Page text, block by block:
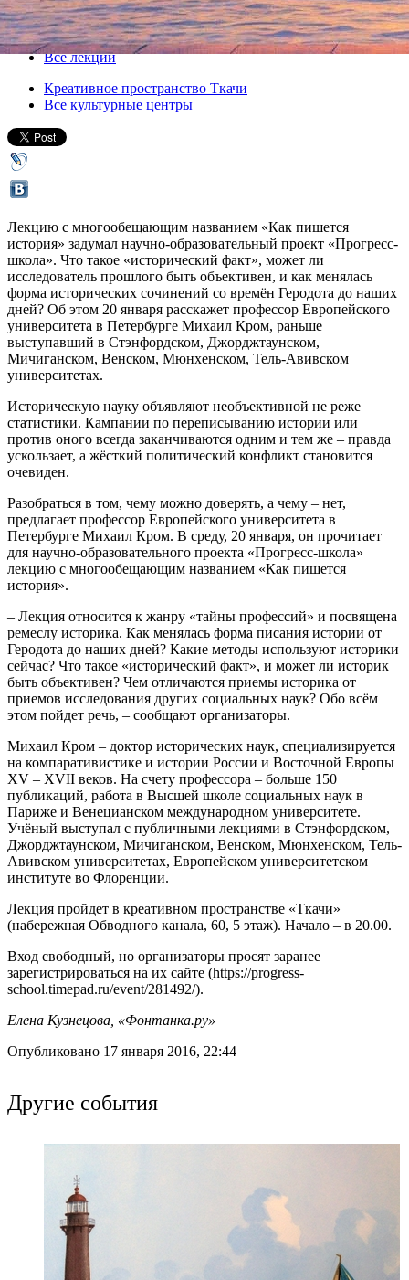
20 января 2016, среда,20.00
Версия для печати
Все лекции
Креативное пространство Ткачи
Все культурные центры
Лекцию с многообещающим названием «Как пишется
история» задумал научно-образовательный проект «Прогресс-
школа». Что такое «исторический факт», может ли
исследователь прошлого быть объективен, и как менялась
форма исторических сочинений со времён Геродота до наших
дней? Об этом 20 января расскажет профессор Европейского
университета в Петербурге Михаил Кром, раньше
выступавший в Стэнфордском, Джорджтаунском,
Мичиганском, Венском, Мюнхенском, Тель-Авивском
университетах.
Историческую науку объявляют необъективной не реже
статистики. Кампании по переписыванию истории или
против оного всегда заканчиваются одним и тем же – правда
ускользает, а жёсткий политический конфликт становится
очевиден.
Разобраться в том, чему можно доверять, а чему – нет,
предлагает профессор Европейского университета в
Петербурге Михаил Кром. В среду, 20 января, он прочитает
для научно-образовательного проекта «Прогресс-школа»
лекцию с многообещающим названием «Как пишется
история».
– Лекция относится к жанру «тайны профессий» и посвящена
ремеслу историка. Как менялась форма писания истории от
Геродота до наших дней? Какие методы используют историки
сейчас? Что такое «исторический факт», и может ли историк
быть объективен? Чем отличаются приемы историка от
приемов исследования других социальных наук? Обо всём
этом пойдет речь, – сообщают организаторы.
Михаил Кром – доктор исторических наук, специализируется
на компаративистике и истории России и Восточной Европы
XV – XVII веков. На счету профессора – больше 150
публикаций, работа в Высшей школе социальных наук в
Париже и Венецианском международном университете.
Учёный выступал с публичными лекциями в Стэнфордском,
Джорджтаунском, Мичиганском, Венском, Мюнхенском, Тель-
Авивском университетах, Европейском университетском
институте во Флоренции.
Лекция пройдет в креативном пространстве «Ткачи»
(набережная Обводного канала, 60, 5 этаж). Начало – в 20.00.
Вход свободный, но организаторы просят заранее
зарегистрироваться на их сайте (https://progress-
school.timepad.ru/event/281492/).
Елена Кузнецова, «Фонтанка.ру»
Опубликовано 17 января 2016, 22:44
Другие события